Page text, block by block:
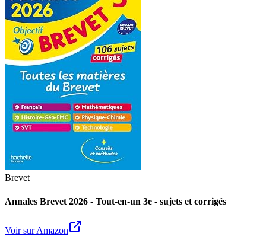
Brevet
Annales Brevet 2026 - Tout-en-un 3e - sujets et corrigés
Voir sur Amazon